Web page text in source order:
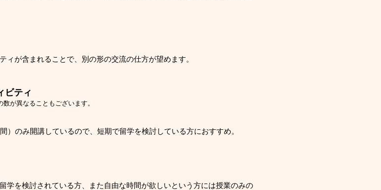
が含まれることで、別の形の交流の仕方が望めます。
ビティ
が異なることもございます。
）のみ開講しているので、短期で留学を検討している方におすすめ。
学を検討されている方、また自由な時間が欲しいという方には授業のみの